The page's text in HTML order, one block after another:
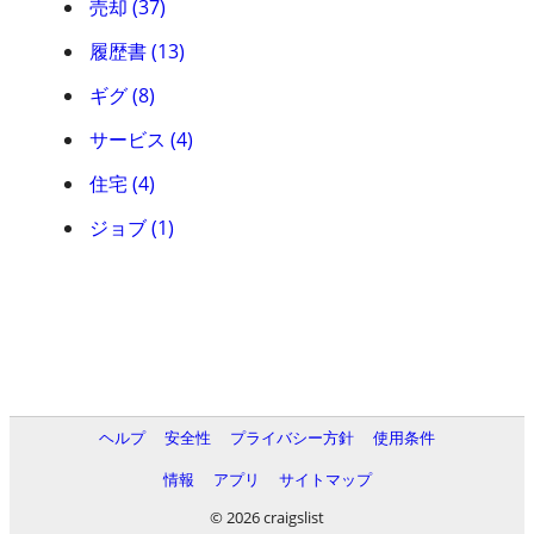
売却 (37)
履歴書 (13)
ギグ (8)
サービス (4)
住宅 (4)
ジョブ (1)
ヘルプ 安全性 プライバシー方針
使用条件
情報
アプリ
サイトマップ
© 2026 craigslist